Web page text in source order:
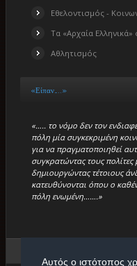
Εθελοντισμός -
Τα «Αρχαία
Αθλητισμός
«Είπαν…..»
«….. το νόμο δεν τον
πόλη μία συγκεκριμένη
για να πραγματοποιηθεί
συγκρατώντας τους
δημιουργώντας τέτοιους
κατευθύνονται όπου ο
πόλη ενωμένη…….»
Αυτός ο ιστότοπος